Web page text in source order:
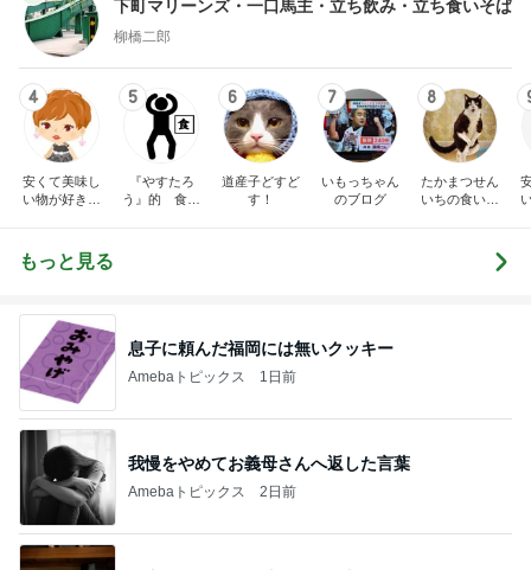
下町マリーンズ・一口馬主・立ち飲み・立ち食いそば
柳橋二郎
4
安くて美味し
い物が好き☆
5
『やすたろ
う』的 食の
6
道産子どすど
す！
7
いもっちゃん
のブログ
8
たかまつせん
いちの食い散
もっと見る
息子に頼んだ福岡には無いクッキー
Amebaトピックス 1日前
我慢をやめてお義母さんへ返した言葉
Amebaトピックス 2日前